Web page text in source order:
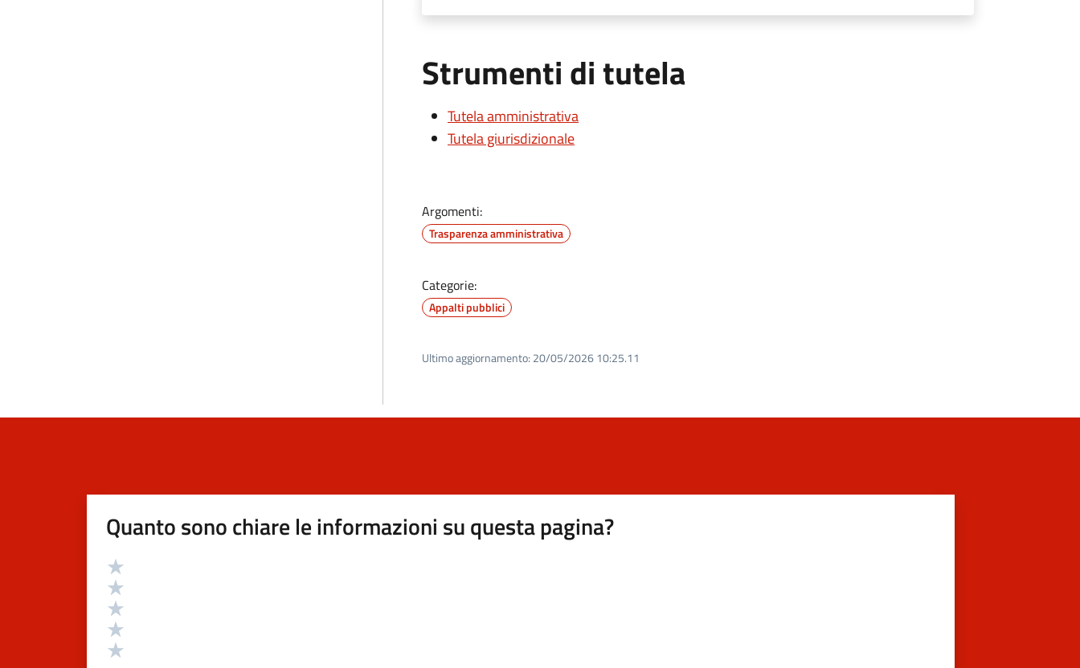
Strumenti di tutela
Tutela amministrativa
Tutela giurisdizionale
Argomenti:
Trasparenza amministrativa
Categorie:
Appalti pubblici
Ultimo aggiornamento: 20/05/2026 10:25.11
Quanto sono chiare le informazioni su questa pagina?
Valutazione